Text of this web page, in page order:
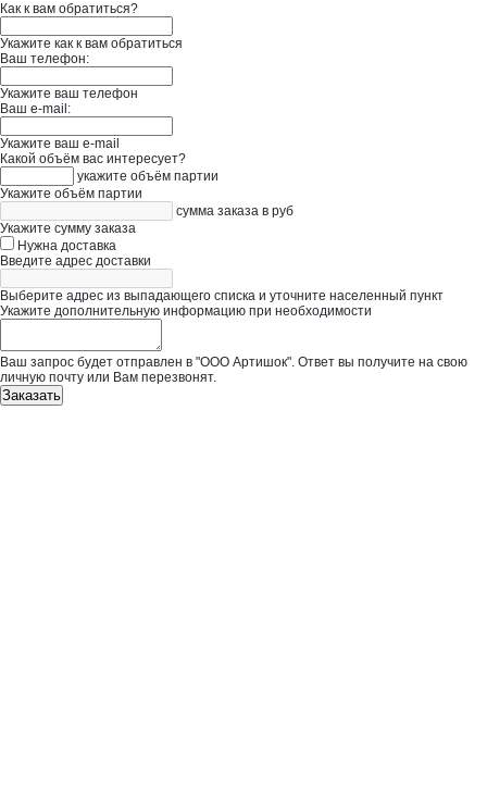
Как к вам обратиться?
Укажите как к вам обратиться
Ваш телефон:
Укажите ваш телефон
Ваш e-mail:
Укажите ваш e-mail
Какой объём вас интересует?
укажите объём партии
Укажите объём партии
сумма заказа в руб
Укажите сумму заказа
Нужна доставка
Введите адрес доставки
Выберите адрес из выпадающего списка и уточните населенный пункт
Укажите дополнительную информацию при необходимости
Ваш запрос будет отправлен в "ООО Артишок". Ответ вы получите на свою
личную почту или Вам перезвонят.
Заказать